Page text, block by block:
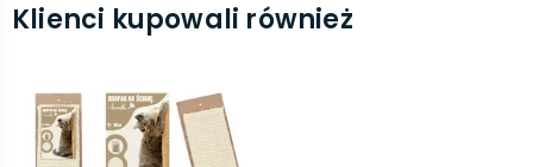
Klienci kupowali również